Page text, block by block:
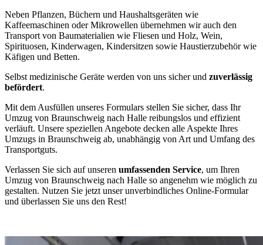
Neben Pflanzen, Büchern und Haushaltsgeräten wie
Kaffeemaschinen oder Mikrowellen übernehmen wir auch den
Transport von Baumaterialien wie Fliesen und Holz, Wein,
Spirituosen, Kinderwagen, Kindersitzen sowie Haustierzubehör wie
Käfigen und Betten.
Selbst medizinische Geräte werden von uns sicher und zuverlässig
befördert.
Mit dem Ausfüllen unseres Formulars stellen Sie sicher, dass Ihr
Umzug von Braunschweig nach Halle reibungslos und effizient
verläuft. Unsere speziellen Angebote decken alle Aspekte Ihres
Umzugs in Braunschweig ab, unabhängig von Art und Umfang des
Transportguts.
Verlassen Sie sich auf unseren umfassenden Service, um Ihren
Umzug von Braunschweig nach Halle so angenehm wie möglich zu
gestalten. Nutzen Sie jetzt unser unverbindliches Online-Formular
und überlassen Sie uns den Rest!